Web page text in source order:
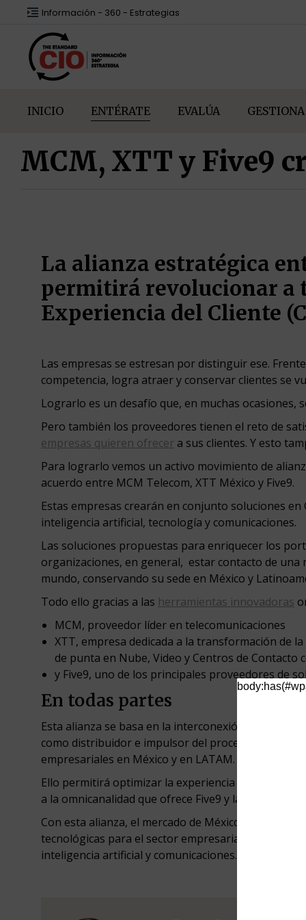
Información - 360 - Estrategias
INICIO ENTÉRATE EVALÚA GESTIONA
MCM, XTT y Five9
La alianza estratégica
permitirá revolucionar a
Experiencia del Cliente
Las empresas se estresan por distinguir ese.
competencia, logra atraer y conservar clientes se
Lograrlo es un desafío que, en muchas ocasiones,
Pero también los proveedores tienen el reto de
empresas quieren ofrecer a sus clientes. Y esto
Para lograrlo vemos un activo movimiento de
acuerdo entre MCM Telecom, XTT México y Five9.
Estas empresas crearán en conjunto soluciones en
inteligencia artificial, tecnología y comunicaciones.
Las soluciones propuestas para enriquecer los
organizaciones, en general, estar contacto de una
mundo, conservando su sede en México y
Todo ello gracias a las herramientas innovadoras
MCM, proveedor líder en telecomunicaciones
XTT, empresa dedicada a la transformación de
de punta en Nube, Video y Centros de Contacto
y Five9, uno de los principales proveedores de
En todas partes
Esta alianza se basa en la interconexión de las
como distribuidor e impulsor del proceso que
empresariales en México y en LATAM.
Ello permitirá optimizar la experiencia tanto para
a la omnicanalidad que ofrece Five9 y la
Con esta alianza, el mercado de México se alinea
tecnológicas para el sector empresarial y de
inteligencia artificial y comunicaciones.